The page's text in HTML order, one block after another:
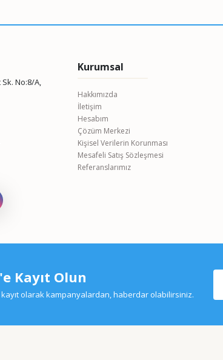
No:8/A,
Kurumsal
Hakkımızda
İletişim
Hesabım
Çözüm Merkezi
Kişisel Verilerin Korunması
Mesafeli Satış Sözleşmesi
Referanslarımız
Kayıt Olun
olarak kampanyalardan, haberdar olabilirsiniz.